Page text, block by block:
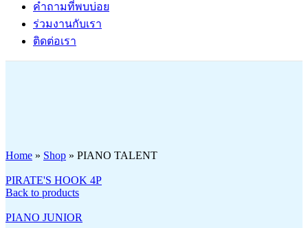
คำถามที่พบบ่อย
ร่วมงานกับเรา
ติดต่อเรา
Home » Shop » PIANO TALENT
PIRATE'S HOOK 4P
Back to products
PIANO JUNIOR